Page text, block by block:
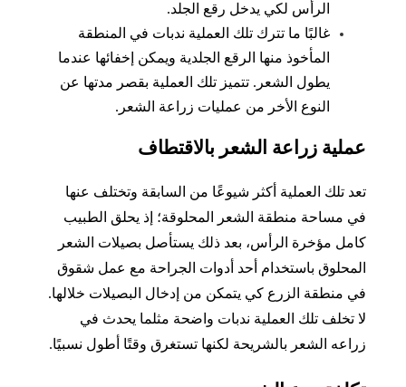
الرأس لكي يدخل رقع الجلد.
غالبًا ما تترك تلك العملية ندبات في المنطقة
المأخوذ منها الرقع الجلدية ويمكن إخفائها عندما
يطول الشعر. تتميز تلك العملية بقصر مدتها عن
النوع الأخر من عمليات زراعة الشعر.
عملية زراعة الشعر بالاقتطاف
تعد تلك العملية أكثر شيوعًا من السابقة وتختلف عنها
في مساحة منطقة الشعر المحلوقة؛ إذ يحلق الطبيب
كامل مؤخرة الرأس، بعد ذلك يستأصل بصيلات الشعر
المحلوق باستخدام أحد أدوات الجراحة مع عمل شقوق
في منطقة الزرع كي يتمكن من إدخال البصيلات خلالها.
لا تخلف تلك العملية ندبات واضحة مثلما يحدث في
زراعه الشعر بالشريحة لكنها تستغرق وقتًا أطول نسبيًا.